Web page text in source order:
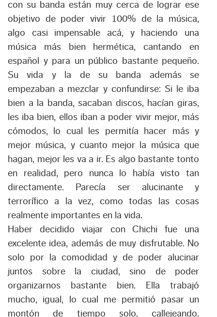
con su banda están muy cerca de lograr ese
objetivo de poder vivir 100% de la música,
algo casi impensable acá, y haciendo una
música más bien hermética, cantando en
español y para un público bastante pequeño.
Su vida y la de su banda además se
empezaban a mezclar y confundirse: Si le iba
bien a la banda, sacaban discos, hacían giras,
les iba bien, ellos iban a poder vivir mejor, más
cómodos, lo cual les permitía hacer más y
mejor música, y cuanto mejor la música que
hagan, mejor les va a ir. Es algo bastante tonto
en realidad, pero nunca lo había visto tan
directamente. Parecía ser alucinante y
terrorífico a la vez, como todas las cosas
realmente importantes en la vida.
Haber decidido viajar con Chichi fue una
excelente idea, además de muy disfrutable. No
solo por la comodidad y de poder alucinar
juntos sobre la ciudad, sino de poder
organizarnos bastante bien. Ella trabajó
mucho, igual, lo cual me permitió pasar un
montón de tiempo solo, callejeando,